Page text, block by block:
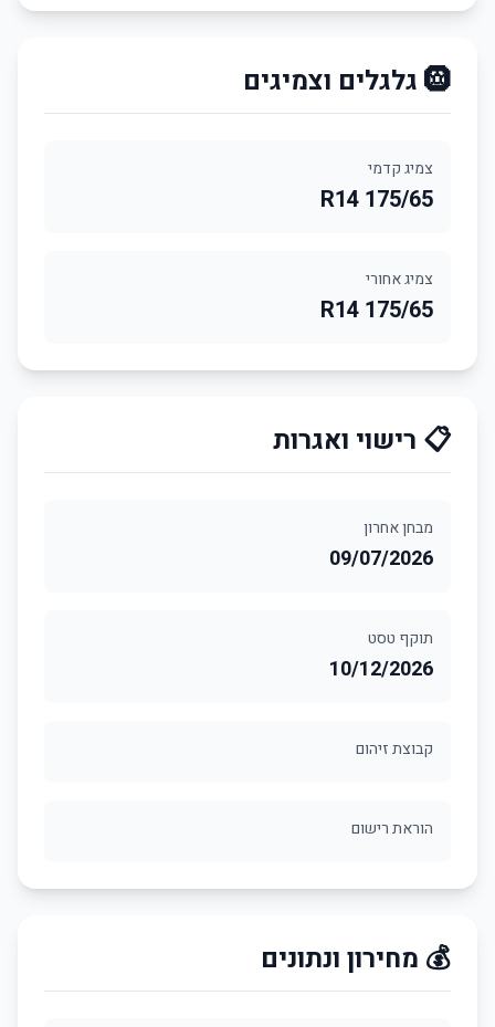
🛞 גלגלים וצמיגים
צמיג קדמי
175/65 R14
צמיג אחורי
175/65 R14
📋 רישוי ואגרות
מבחן אחרון
09/07/2026
תוקף טסט
10/12/2026
קבוצת זיהום
הוראת רישום
💰 מחירון ונתונים